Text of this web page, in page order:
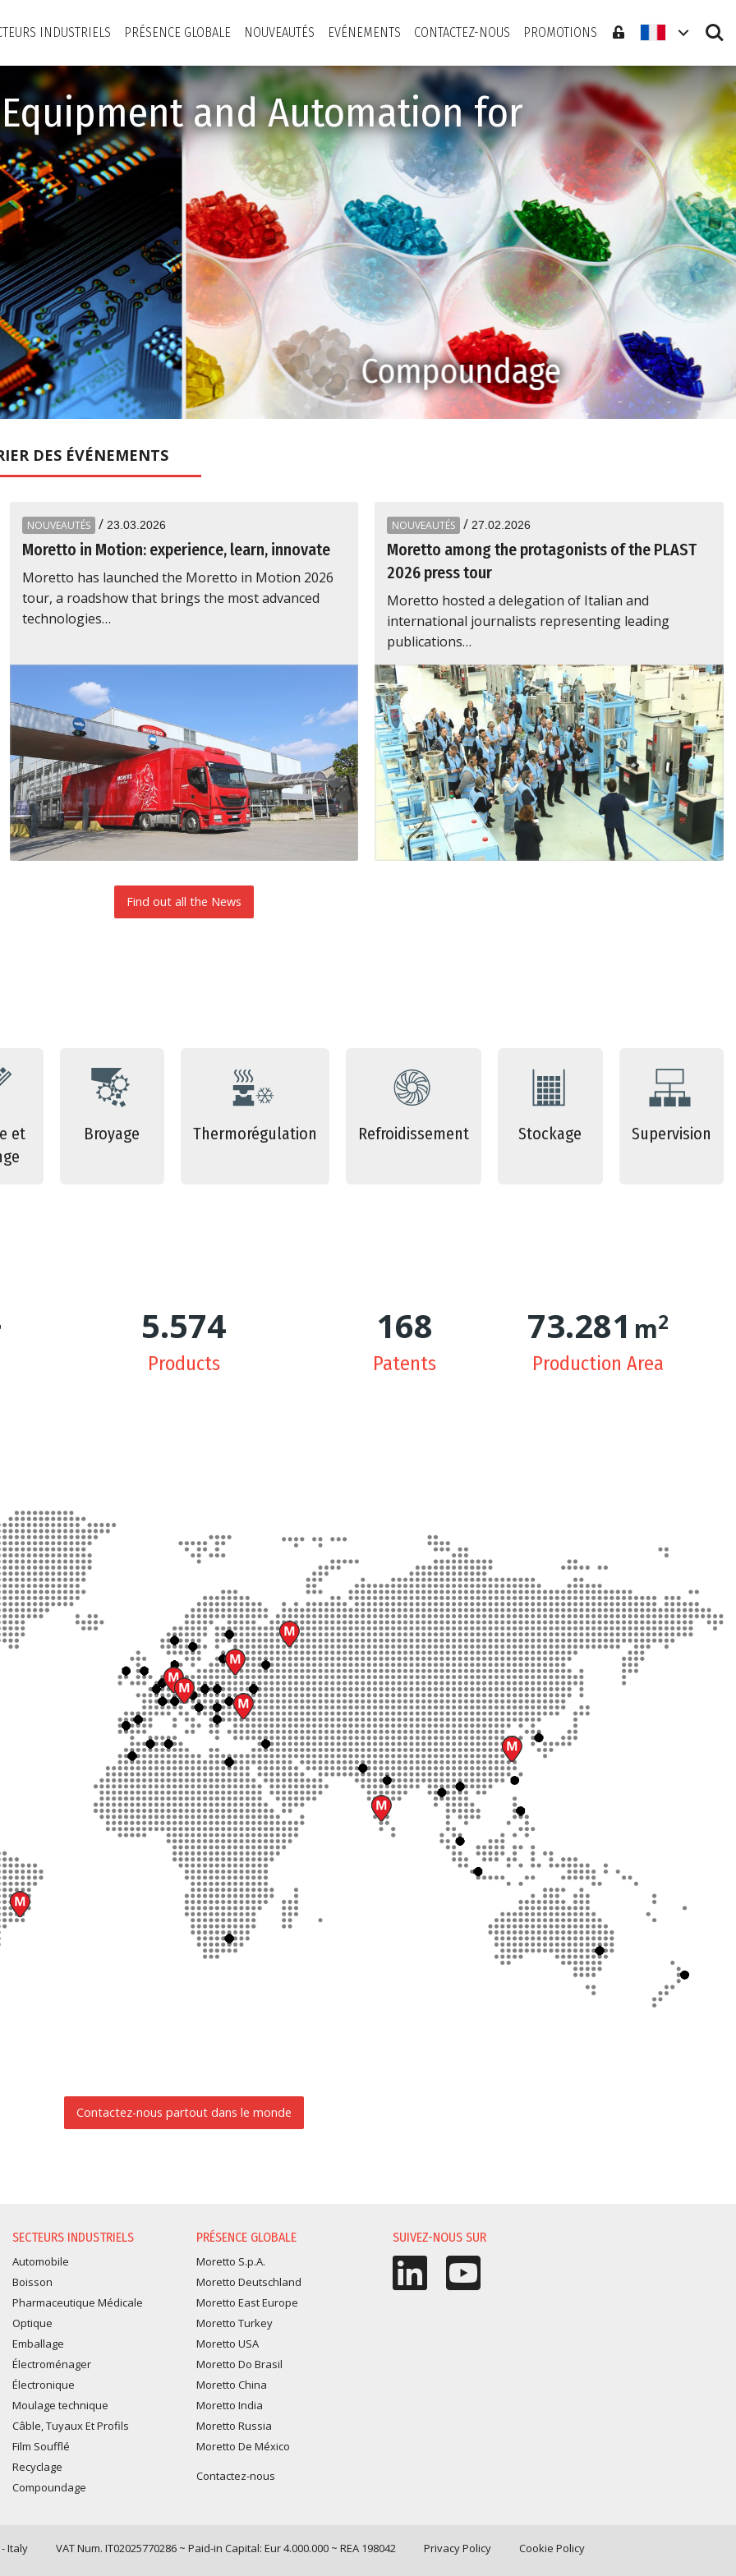
INDUSTRIELS PRÉSENCE GLOBALE NOUVEAUTÉS EVÉNEMENTS CONTACTEZ-NOUS PROMOTIONS Search
and Automation for
Compoundage
DES ÉVÉNEMENTS
NOUVEAUTÉS / 23.03.2026
Moretto in Motion: experience, learn, innovate
Moretto has launched the Moretto in Motion 2026
tour, a roadshow that brings the most advanced
technologies…
NOUVEAUTÉS /27.02.2026
Moretto among the protagonists of the PLAST
2026 press tour
Moretto hosted a delegation of Italian and
international journalists representing leading
publications…
Find out all the News
et
Broyage Thermorégulation Refroidissement Stockage Supervision
5.650
Products
171
Patents
74.966 m2
Production Area
Contactez-nous partout dans le monde
SECTEURS INDUSTRIELS
Automobile
Boisson
Pharmaceutique Médicale
Optique
Emballage
Électroménager
Électronique
Moulage technique
Câble, Tuyaux Et Profils
Film Soufflé
Recyclage
Compoundage
PRÉSENCE GLOBALE
Moretto S.p.A.
Moretto Deutschland
Moretto East Europe
Moretto Turkey
Moretto USA
Moretto Do Brasil
Moretto China
Moretto India
Moretto Russia
Moretto De México
Contactez-nous
SUIVEZ-NOUS SUR
Italy VAT Num. IT02025770286 ~ Paid-in Capital: Eur 4.000.000 ~ REA 198042 Privacy Policy Cookie Policy